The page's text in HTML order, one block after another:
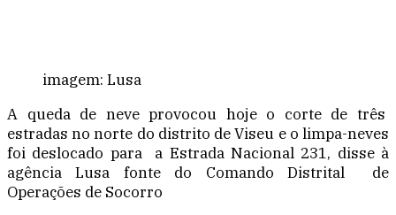
imagem: Lusa
A queda de neve provocou hoje o corte de três
estradas no norte do distrito de Viseu e o limpa-neves
foi deslocado para a Estrada Nacional 231, disse à
agência Lusa fonte do Comando Distrital de
Operações de Socorro